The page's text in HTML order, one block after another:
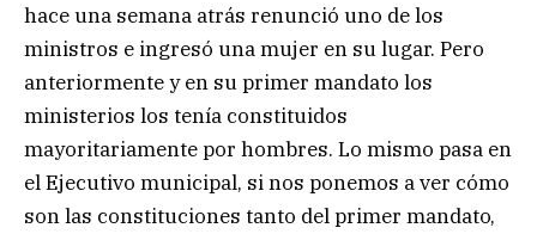
hace una semana atrás renunció uno de los
ministros e ingresó una mujer en su lugar. Pero
anteriormente y en su primer mandato los
ministerios los tenía constituidos
mayoritariamente por hombres. Lo mismo pasa en
el Ejecutivo municipal, si nos ponemos a ver cómo
son las constituciones tanto del primer mandato,